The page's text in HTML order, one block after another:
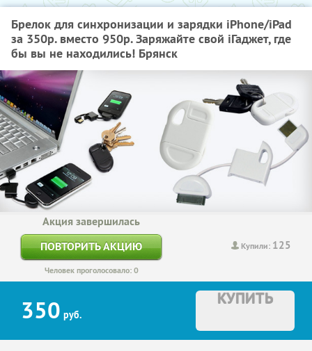
Брелок для синхронизации и зарядки iPhone/iPad
за 350р. вместо 950р. Заряжайте свой iГаджет, где
бы вы не находились! Брянск
Купили: 125
Акция завершилась
ПОВТОРИТЬ АКЦИЮ
Человек проголосовало: 0
350 руб.
КУПИТЬ